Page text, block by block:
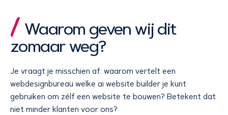
Waarom geven wij dit
zomaar weg?
Je vraagt je misschien af: waarom vertelt een
webdesignbureau welke ai website builder je kunt
gebruiken om zélf een website te bouwen? Betekent dat
niet minder klanten voor ons?